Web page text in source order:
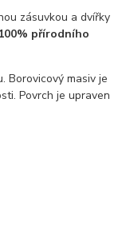
zásuvkou a dvířky
přírodního
Borovicový masiv je
Povrch je upraven